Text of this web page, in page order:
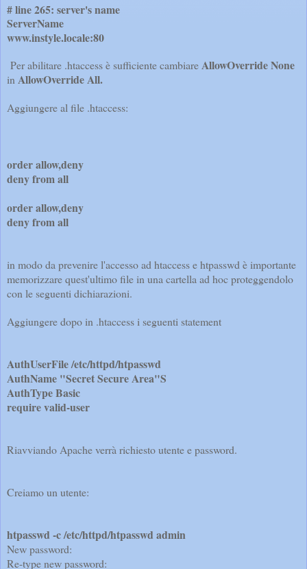
# line 265: server's name
ServerName
www.instyle.locale:80
Per abilitare .htaccess è sufficiente cambiareAllowOverride None
in AllowOverride All.
Aggiungereal file .htaccess:
order allow,deny
deny from all
order allow,deny
deny from all
in modo da prevenire l'accesso ad htaccess e htpasswd è importante
memorizzare quest'ultimo file in una cartella ad hoc proteggendolo
con le seguenti dichiarazioni.
Aggiungere dopo in .htaccess i seguenti statement
AuthUserFile /etc/httpd/htpasswd
AuthName "Secret Secure Area"S
AuthType Basic
require valid-user
Riavviando Apache verrà richiesto utente e password.
Creiamo un utente:
htpasswd -c /etc/httpd/htpasswd admin
New password:
Re-type new password: